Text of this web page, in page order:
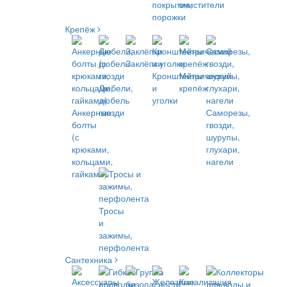
покрытия,
порожки
очистители
Крепёж
Анкерные
болты
(с
крюками,
кольцами,
гайками)
Дюбели,
дюбель
гвозди
Заклёпки
Кронштейны
и
уголки
Метрический
крепёж
Саморезы,
гвозди,
шурупы,
глухари,
нагели
Тросы
и
зажимы,
перфолента
Сантехника